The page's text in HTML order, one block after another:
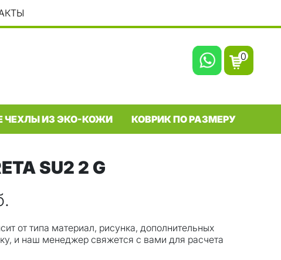
0
ЧЕХЛЫ ИЗ ЭКО-КОЖИ КОВРИК ПО РАЗМЕРУ
SU2 2 G
от типа материал, рисунка, дополнительных
и наш менеджер свяжется с вами для расчета